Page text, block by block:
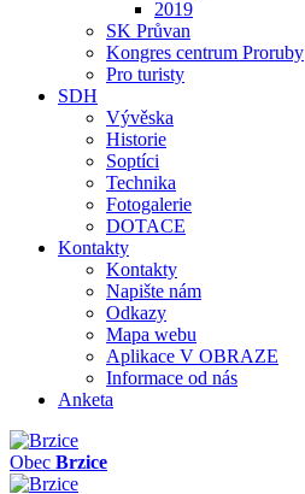
2019
SK Průvan
Kongres centrum Proruby
Pro turisty
SDH
Vývěska
Historie
Soptíci
Technika
Fotogalerie
DOTACE
Kontakty
Kontakty
Napište nám
Odkazy
Mapa webu
Aplikace V OBRAZE
Informace od nás
Anketa
Obec Brzice